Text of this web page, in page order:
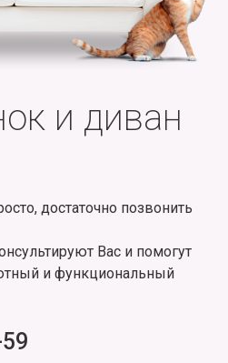
и диван
достаточно позвонить
Вас и помогут
и функциональный